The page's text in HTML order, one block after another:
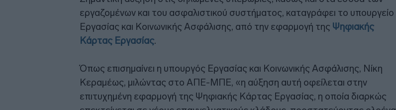
εργαζομένων και του ασφαλιστικού συστήματος, καταγράφει το υπουργείο
Εργασίας και Κοινωνικής Ασφάλισης, από την εφαρμογή της Ψηφιακής
Κάρτας Εργασίας.
Όπως επισημαίνει η υπουργός Εργασίας και Κοινωνικής Ασφάλισης, Νίκη
Κεραμέως, μιλώντας στο ΑΠΕ-ΜΠΕ, «η αύξηση αυτή οφείλεται στην
επιτυχημένη εφαρμογή της Ψηφιακής Κάρτας Εργασίας, η οποία διαρκώς